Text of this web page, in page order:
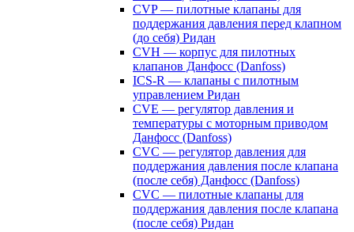
CVP — пилотные клапаны для
поддержания давления перед клапном
(до себя) Ридан
CVH — корпус для пилотных
клапанов Данфосс (Danfoss)
ICS-R — клапаны с пилотным
управлением Ридан
CVE — регулятор давления и
температуры с моторным приводом
Данфосс (Danfoss)
CVС — регулятор давления для
поддержания давления после клапана
(после себя) Данфосс (Danfoss)
CVС — пилотные клапаны для
поддержания давления после клапана
(после себя) Ридан